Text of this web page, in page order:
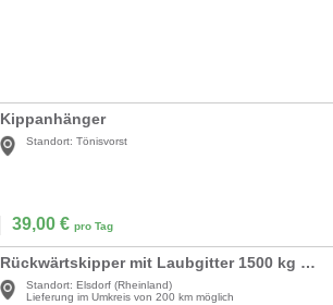
Kippanhänger
Standort: Tönisvorst
39,00 € pro Tag
Rückwärtskipper mit Laubgitter 1500 kg - 2510 x 1530 x 1000 mm
Standort: Elsdorf (Rheinland)
Lieferung im Umkreis von 200 km möglich